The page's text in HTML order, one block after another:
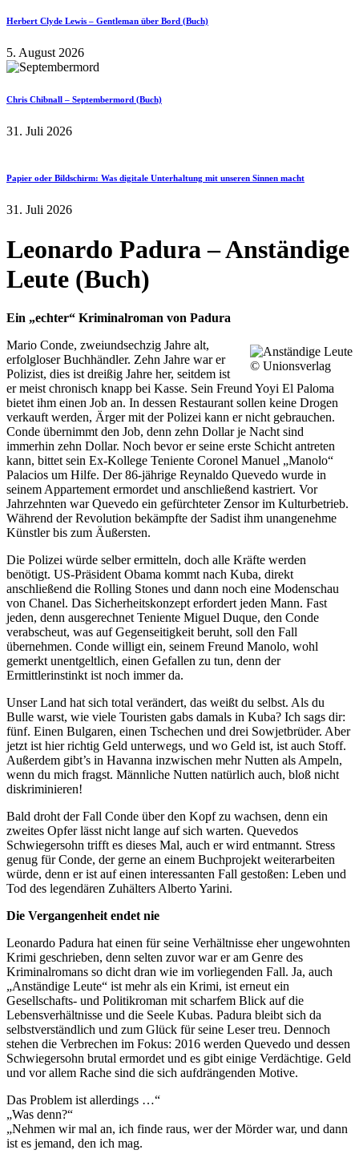
Herbert Clyde Lewis – Gentleman über Bord (Buch)
5. August 2026
Chris Chibnall – Septembermord (Buch)
31. Juli 2026
Papier oder Bildschirm: Was digitale Unterhaltung mit unseren Sinnen macht
31. Juli 2026
Leonardo Padura – Anständige
Leute (Buch)
Ein „echter“ Kriminalroman von Padura
© Unionsverlag
Mario Conde, zweiundsechzig Jahre alt,
erfolgloser Buchhändler. Zehn Jahre war er
Polizist, dies ist dreißig Jahre her, seitdem ist
er meist chronisch knapp bei Kasse. Sein Freund Yoyi El Paloma
bietet ihm einen Job an. In dessen Restaurant sollen keine Drogen
verkauft werden, Ärger mit der Polizei kann er nicht gebrauchen.
Conde übernimmt den Job, denn zehn Dollar je Nacht sind
immerhin zehn Dollar. Noch bevor er seine erste Schicht antreten
kann, bittet sein Ex-Kollege Teniente Coronel Manuel „Manolo“
Palacios um Hilfe. Der 86-jährige Reynaldo Quevedo wurde in
seinem Appartement ermordet und anschließend kastriert. Vor
Jahrzehnten war Quevedo ein gefürchteter Zensor im Kulturbetrieb.
Während der Revolution bekämpfte der Sadist ihm unangenehme
Künstler bis zum Äußersten.
Die Polizei würde selber ermitteln, doch alle Kräfte werden
benötigt. US-Präsident Obama kommt nach Kuba, direkt
anschließend die Rolling Stones und dann noch eine Modenschau
von Chanel. Das Sicherheitskonzept erfordert jeden Mann. Fast
jeden, denn ausgerechnet Teniente Miguel Duque, den Conde
verabscheut, was auf Gegenseitigkeit beruht, soll den Fall
übernehmen. Conde willigt ein, seinem Freund Manolo, wohl
gemerkt unentgeltlich, einen Gefallen zu tun, denn der
Ermittlerinstinkt ist noch immer da.
Unser Land hat sich total verändert, das weißt du selbst. Als du
Bulle warst, wie viele Touristen gabs damals in Kuba? Ich sags dir:
fünf. Einen Bulgaren, einen Tschechen und drei Sowjetbrüder. Aber
jetzt ist hier richtig Geld unterwegs, und wo Geld ist, ist auch Stoff.
Außerdem gibt’s in Havanna inzwischen mehr Nutten als Ampeln,
wenn du mich fragst. Männliche Nutten natürlich auch, bloß nicht
diskriminieren!
Bald droht der Fall Conde über den Kopf zu wachsen, denn ein
zweites Opfer lässt nicht lange auf sich warten. Quevedos
Schwiegersohn trifft es dieses Mal, auch er wird entmannt. Stress
genug für Conde, der gerne an einem Buchprojekt weiterarbeiten
würde, denn er ist auf einen interessanten Fall gestoßen: Leben und
Tod des legendären Zuhälters Alberto Yarini.
Die Vergangenheit endet nie
Leonardo Padura hat einen für seine Verhältnisse eher ungewohnten
Krimi geschrieben, denn selten zuvor war er am Genre des
Kriminalromans so dicht dran wie im vorliegenden Fall. Ja, auch
„Anständige Leute“ ist mehr als ein Krimi, ist erneut ein
Gesellschafts- und Politikroman mit scharfem Blick auf die
Lebensverhältnisse und die Seele Kubas. Padura bleibt sich da
selbstverständlich und zum Glück für seine Leser treu. Dennoch
stehen die Verbrechen im Fokus: 2016 werden Quevedo und dessen
Schwiegersohn brutal ermordet und es gibt einige Verdächtige. Geld
und vor allem Rache sind die sich aufdrängenden Motive.
Das Problem ist allerdings …“
„Was denn?“
„Nehmen wir mal an, ich finde raus, wer der Mörder war, und dann
ist es jemand, den ich mag.